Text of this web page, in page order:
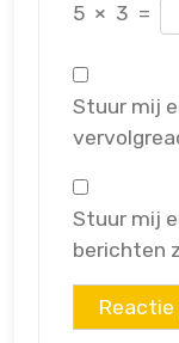
5 × 3 =
Stuur mij
Stuur mij
berichten